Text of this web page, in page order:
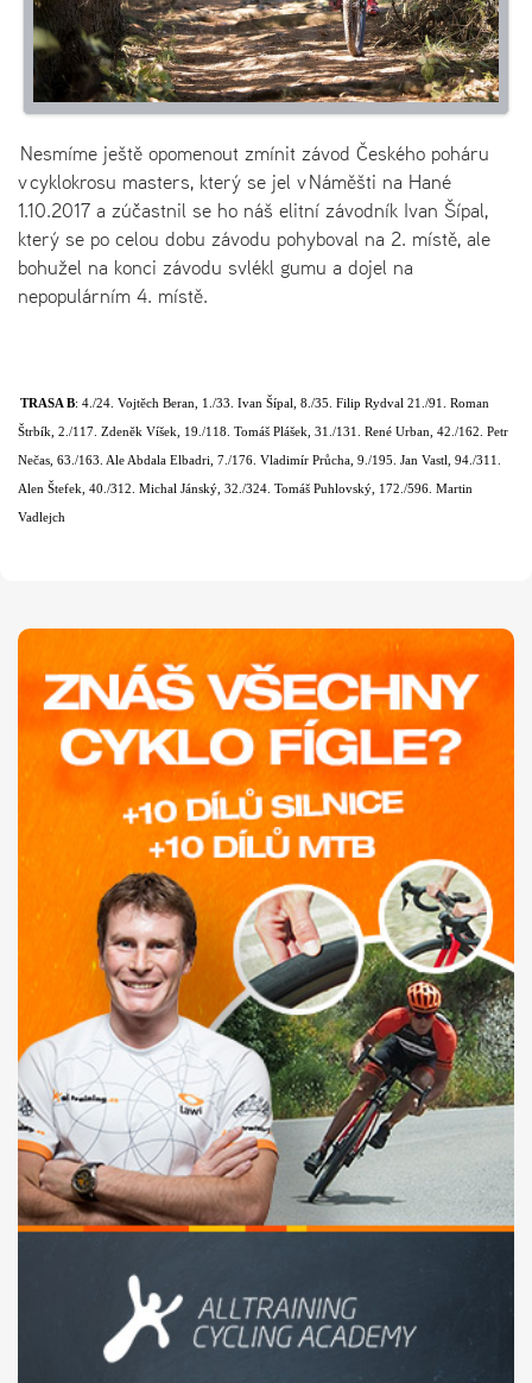
Nesmíme ještě opomenout zmínit závod Českého poháru
v cyklokrosu masters, který se jel v Náměšti na Hané
1.10.2017 a zúčastnil se ho náš elitní závodník Ivan Šípal,
který se po celou dobu závodu pohyboval na 2. místě, ale
bohužel na konci závodu svlékl gumu a dojel na
nepopulárním 4. místě.
TRASA B: 4./24. Vojtěch Beran, 1./33. Ivan Šípal, 8./35. Filip Rydval 21./91. Roman
Štrbík, 2./117. Zdeněk Víšek, 19./118. Tomáš Plášek, 31./131. René Urban, 42./162. Petr
Nečas, 63./163. Ale Abdala Elbadri, 7./176. Vladimír Průcha, 9./195. Jan Vastl, 94./311.
Alen Štefek, 40./312. Michal Jánský, 32./324. Tomáš Puhlovský, 172./596. Martin
Vadlejch